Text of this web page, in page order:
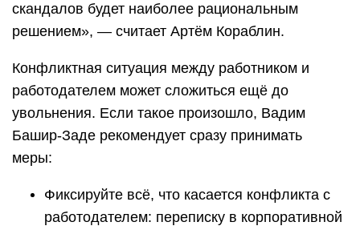
скандалов будет наиболее рациональным
решением», — считает Артём Кораблин.
Конфликтная ситуация между работником и
работодателем может сложиться ещё до
увольнения. Если такое произошло, Вадим
Башир-Заде рекомендует сразу принимать
меры:
Фиксируйте всё, что касается конфликта с
работодателем: переписку в корпоративной